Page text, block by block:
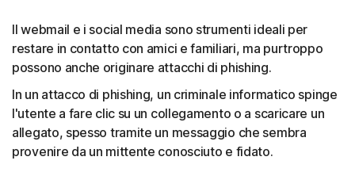
Il webmail e i social media sono strumenti ideali per
restare in contatto con amici e familiari, ma purtroppo
possono anche originare attacchi di phishing.
In un attacco di phishing, un criminale informatico spinge
l'utente a fare clic su un collegamento o a scaricare un
allegato, spesso tramite un messaggio che sembra
provenire da un mittente conosciuto e fidato.